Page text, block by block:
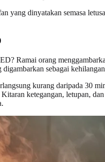
yang dinyatakan semasa
Ramai orang
digambarkan sebagai
kurang daripada 30
ketegangan, letupan,